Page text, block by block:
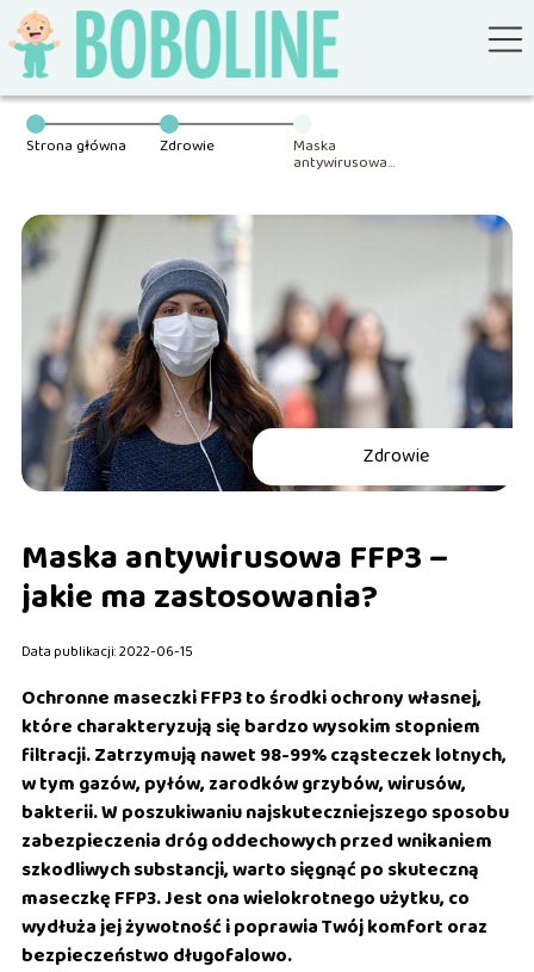
Strona główna Zdrowie Maska
antywirusowa
Zdrowie
Maska antywirusowa FFP3 –
jakie ma zastosowania?
Data publikacji: 2022-06-15
Ochronne maseczki FFP3 to środki ochrony własnej,
które charakteryzują się bardzo wysokim stopniem
filtracji. Zatrzymują nawet 98-99% cząsteczek lotnych,
w tym gazów, pyłów, zarodków grzybów, wirusów,
bakterii. W poszukiwaniu najskuteczniejszego sposobu
zabezpieczenia dróg oddechowych przed wnikaniem
szkodliwych substancji, warto sięgnąć po skuteczną
maseczkę FFP3. Jest ona wielokrotnego użytku, co
wydłuża jej żywotność i poprawia Twój komfort oraz
bezpieczeństwo długofalowo.